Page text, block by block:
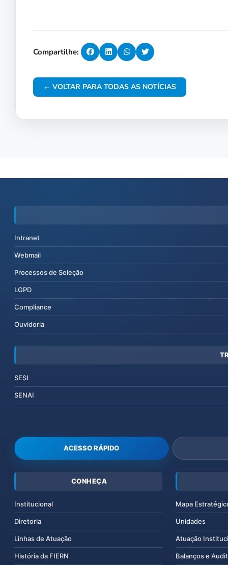
Compartilhe:
← VOLTAR PARA TODAS AS NOTÍCIAS
Intranet
Webmail
Processos de Seleção
LGPD
Compliance
Ouvidoria
SESI
SENAI
ACESSO RÁPIDO
CONHEÇA
Institucional
Diretoria
Linhas de Atuação
História da FIERN
Mapa
Unidades
Atuação
Balanços e